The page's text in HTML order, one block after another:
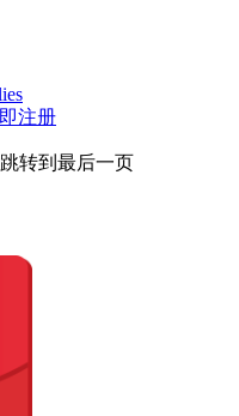
注册
转到最后一页